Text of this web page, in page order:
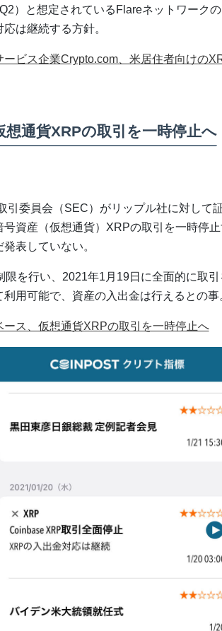
）と想定されているFlareネットワークの
は継続する方針。
ービス企業Crypto.com、米居住者向けの
通貨XRPの取引を一時停止へ
引委員会（SEC）がリップル社に対して
号資産（仮想通貨）XRPの取引を一時停
表していない。
限を行い、2021年1月19日に全面的に取
用可能で、資産の入出金は行えるとの事
ース、仮想通貨XRPの取引を一時停止へ